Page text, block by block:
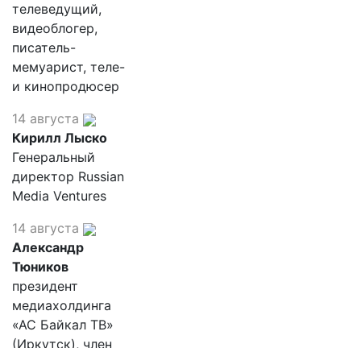
телеведущий,
видеоблогер,
писатель-
мемуарист, теле-
и кинопродюсер
14 августа
Кирилл Лыско
Генеральный
директор Russian
Media Ventures
14 августа
Александр
Тюников
президент
медиахолдинга
«АС Байкал ТВ»
(Иркутск), член